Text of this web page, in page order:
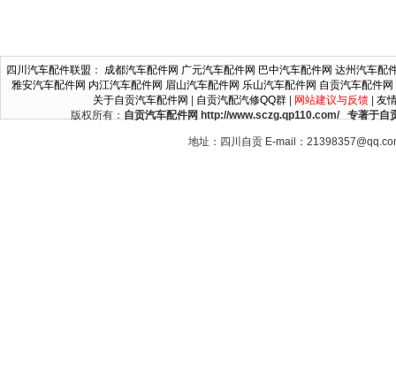
四川汽车配件联盟 ： 成都汽车配件网 广元汽车配件网 巴中汽车配件网 达州汽车配
雅安汽车配件网 内江汽车配件网 眉山汽车配件网 乐山汽车配件网 自贡汽车配件网
关于自贡汽车配件网
自贡汽配汽修QQ群| 网站建议与反馈| 友
版权所有： 自贡汽车配件网 http://www.sczg.qp110.com/ 专著于自
地址：四川自贡 E-mail：